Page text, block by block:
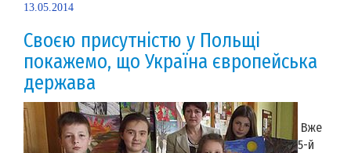
13.05.2014
Своєю присутністю у Польщі
покажемо, що Україна європейська
держава
Вже
5-й